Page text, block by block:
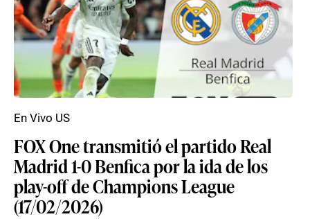
FOX One transmitió el partido Real
Madrid 1-0 Benfica por la ida de los
play-off de Champions League
(17/02/2026)
En Vivo US